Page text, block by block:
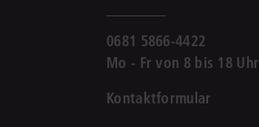
0681 5866-4422
Mo - Fr von 8 bis 18 Uhr
Kontaktformular